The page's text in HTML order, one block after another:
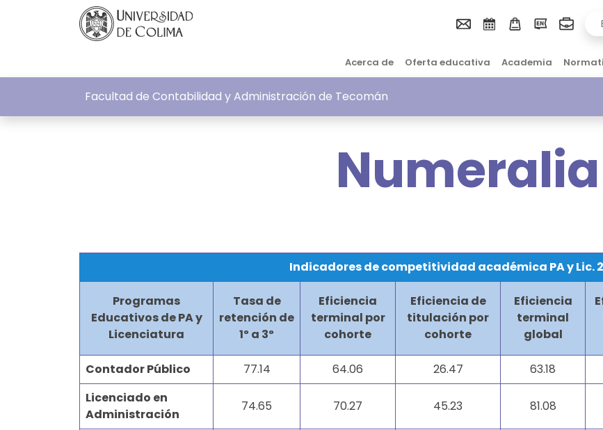
Acerca de Oferta educativa Academia
Facultad de Contabilidad y Administración de Tecomán
Numeralia
Indicadores de competitividad académica PA y Lic.
Programas
Educativos de PA y
Licenciatura
Tasa de
retención de
1º a 3º
Eficiencia
terminal por
cohorte
Eficiencia de
titulación por
cohorte
Eficiencia
terminal
global
Contador Público
77.14 64.06 26.47 63.18
Licenciado en
Administración
74.65 70.27 45.23 81.08